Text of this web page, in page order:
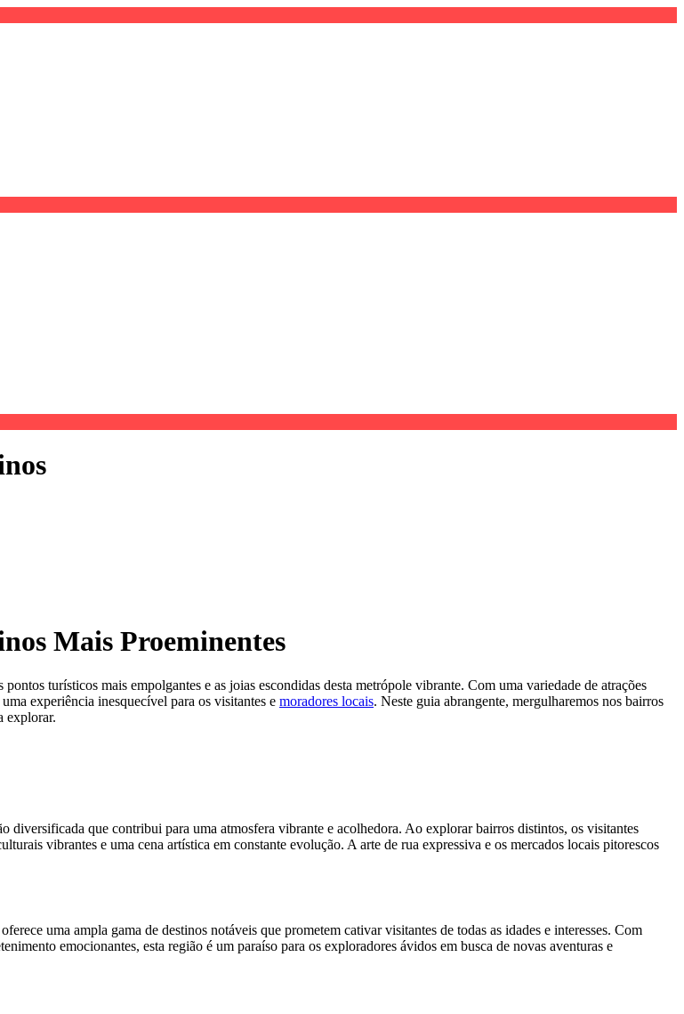
Mais Proeminentes
turísticos mais empolgantes e as joias escondidas desta metrópole vibrante. Com uma variedade de atrações
experiência inesquecível para os visitantes e moradores locais. Neste guia abrangente, mergulharemos nos bairros
explorar.
diversificada que contribui para uma atmosfera vibrante e acolhedora. Ao explorar bairros distintos, os visitantes
vibrantes e uma cena artística em constante evolução. A arte de rua expressiva e os mercados locais pitorescos
uma ampla gama de destinos notáveis ​​que prometem cativar visitantes de todas as idades e interesses. Com
emocionantes, esta região é um paraíso para os exploradores ávidos em busca de novas aventuras e